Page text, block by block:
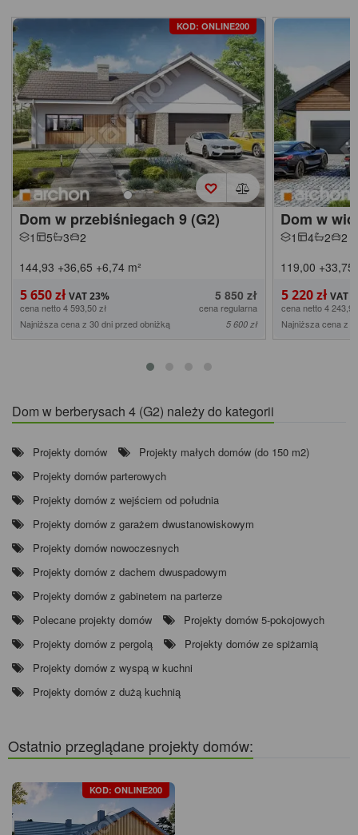
KOD: ONLINE200
Dom w przebiśniegach 9 (G2)
1 5 3
2
144,93 +36,65 +6,74 m²
5 650 zł 5 850 zł
cena netto 4 593,50 zł
cena regularna
Najniższa cena z 30 dni przed obniżką
5 600 zł
Dom w
1 4 2
2
119,00 +33,75
5 220 zł
cena netto 4
Najniższa cena z
Dom w berberysach 4 (G2) należy do kategorii
Projekty domów
Projekty małych domów (do 150 m2)
Projekty domów parterowych
Projekty domów z wejściem od południa
Projekty domów z garażem dwustanowiskowym
Projekty domów nowoczesnych
Projekty domów z dachem dwuspadowym
Projekty domów z gabinetem na parterze
Polecane projekty domów
Projekty domów 5-pokojowych
Projekty domów z pergolą
Projekty domów ze spiżarnią
Projekty domów z wyspą w kuchni
Projekty domów z dużą kuchnią
Ostatnio przeglądane projekty domów:
KOD: ONLINE200